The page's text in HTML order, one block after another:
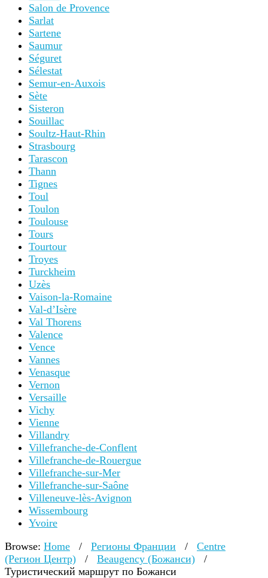
Salon de Provence
Sarlat
Sartene
Saumur
Séguret
Sélestat
Semur-en-Auxois
Sète
Sisteron
Souillac
Soultz-Haut-Rhin
Strasbourg
Tarascon
Thann
Tignes
Toul
Toulon
Toulouse
Tours
Tourtour
Troyes
Turckheim
Uzès
Vaison-la-Romaine
Val-d’Isère
Val Thorens
Valence
Vence
Vannes
Venasque
Vernon
Versaille
Vichy
Vienne
Villandry
Villefranche-de-Conflent
Villefranche-de-Rouergue
Villefranche-sur-Mer
Villefranche-sur-Saône
Villeneuve-lès-Avignon
Wissembourg
Yvoire
Browse: Home / Регионы Франции /
Centre
(Регион Центр)
/ Beaugency (Божанси)
/
Туристический маршрут по Божанси